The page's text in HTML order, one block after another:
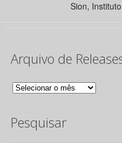
Sion,
Arquivo de
Arquivo
Releases
Pesquisar